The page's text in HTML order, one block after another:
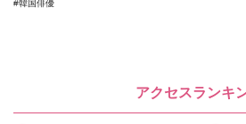
韓国俳優
アクセスランキ